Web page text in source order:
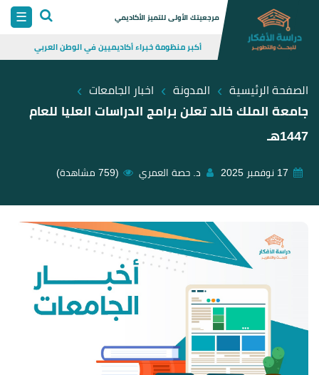
Skip
☰ مرجعيتك الأولى للتميز الأكاديمي
أكبر منظومة خبراء أكاديميين في الوطن العربي
الصفحة الرئيسية › المدونة › اخبار الجامعات ›
جامعة الملك خالد تعلن برامج الدراسات العليا للعام
1447هـ
د. حصة العمري (759 مشاهدة)